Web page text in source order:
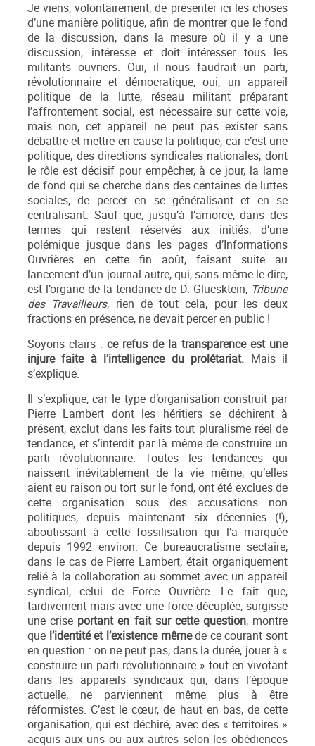
Je viens, volontairement, de présenter ici les choses
d’une manière politique, afin de montrer que le fond
de la discussion, dans la mesure où il y a une
discussion, intéresse et doit intéresser tous les
militants ouvriers. Oui, il nous faudrait un parti,
révolutionnaire et démocratique, oui, un appareil
politique de la lutte, réseau militant préparant
l’affrontement social, est nécessaire sur cette voie,
mais non, cet appareil ne peut pas exister sans
débattre et mettre en cause la politique, car c’est une
politique, des directions syndicales nationales, dont
le rôle est décisif pour empêcher, à ce jour, la lame
de fond qui se cherche dans des centaines de luttes
sociales, de percer en se généralisant et en se
centralisant. Sauf que, jusqu’à l’amorce, dans des
termes qui restent réservés aux initiés, d’une
polémique jusque dans les pages d’Informations
Ouvrières en cette fin août, faisant suite au
lancement d’un journal autre, qui, sans même le dire,
est l’organe de la tendance de D. Glucsktein, Tribune
des Travailleurs, rien de tout cela, pour les deux
fractions en présence, ne devait percer en public !
Soyons clairs : ce refus de la transparence est une
injure faite à l’intelligence du prolétariat. Mais il
s’explique.
Il s’explique, car le type d’organisation construit par
Pierre Lambert dont les héritiers se déchirent à
présent, exclut dans les faits tout pluralisme réel de
tendance, et s’interdit par là même de construire un
parti révolutionnaire. Toutes les tendances qui
naissent inévitablement de la vie même, qu’elles
aient eu raison ou tort sur le fond, ont été exclues de
cette organisation sous des accusations non
politiques, depuis maintenant six décennies (!),
aboutissant à cette fossilisation qui l’a marquée
depuis 1992 environ. Ce bureaucratisme sectaire,
dans le cas de Pierre Lambert, était organiquement
relié à la collaboration au sommet avec un appareil
syndical, celui de Force Ouvrière. Le fait que,
tardivement mais avec une force décuplée, surgisse
une crise portant en fait sur cette question, montre
que l’identité et l’existence mêmede ce courant sont
en question : on ne peut pas, dans la durée, jouer à «
construire un parti révolutionnaire » tout en vivotant
dans les appareils syndicaux qui, dans l’époque
actuelle, ne parviennent même plus à être
réformistes. C’est le cœur, de haut en bas, de cette
organisation, qui est déchiré, avec des « territoires »
acquis aux uns ou aux autres selon les obédiences